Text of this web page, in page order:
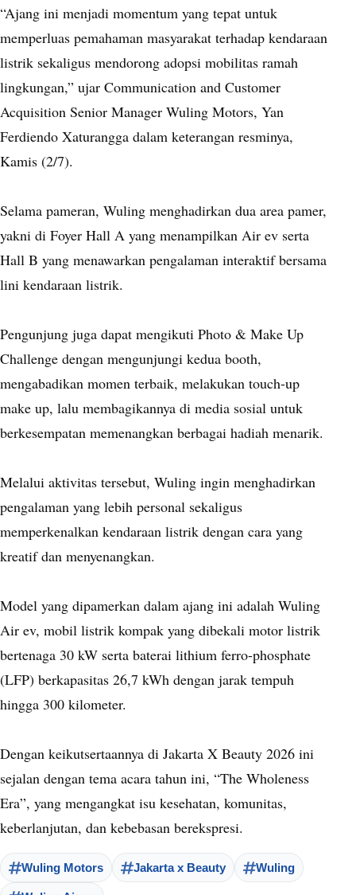
“Ajang ini menjadi momentum yang tepat untuk
memperluas pemahaman masyarakat terhadap kendaraan
listrik sekaligus mendorong adopsi mobilitas ramah
lingkungan,” ujar Communication and Customer
Acquisition Senior Manager Wuling Motors, Yan
Ferdiendo Xaturangga dalam keterangan resminya,
Kamis (2/7).
Selama pameran, Wuling menghadirkan dua area pamer,
yakni di Foyer Hall A yang menampilkan Air ev serta
Hall B yang menawarkan pengalaman interaktif bersama
lini kendaraan listrik.
Pengunjung juga dapat mengikuti Photo & Make Up
Challenge dengan mengunjungi kedua booth,
mengabadikan momen terbaik, melakukan touch-up
make up, lalu membagikannya di media sosial untuk
berkesempatan memenangkan berbagai hadiah menarik.
Melalui aktivitas tersebut, Wuling ingin menghadirkan
pengalaman yang lebih personal sekaligus
memperkenalkan kendaraan listrik dengan cara yang
kreatif dan menyenangkan.
Model yang dipamerkan dalam ajang ini adalah Wuling
Air ev, mobil listrik kompak yang dibekali motor listrik
bertenaga 30 kW serta baterai lithium ferro-phosphate
(LFP) berkapasitas 26,7 kWh dengan jarak tempuh
hingga 300 kilometer.
Dengan keikutsertaannya di Jakarta X Beauty 2026 ini
sejalan dengan tema acara tahun ini, “The Wholeness
Era”, yang mengangkat isu kesehatan, komunitas,
keberlanjutan, dan kebebasan berekspresi.
Wuling Motors Jakarta x Beauty Wuling